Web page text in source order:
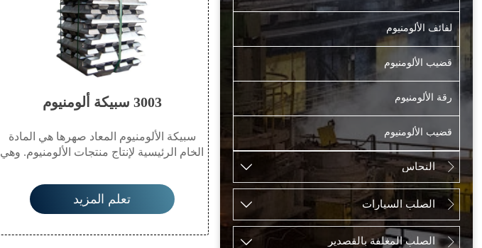
لفائف الألومنيوم
قضيب الألومنيوم
رقة الألومنيوم
قضيب الألومنيوم
 النحاس 
 الصلب السيارات 
 الصلب المغلفة بالقصدير 
3003 سبيكة ألومنيوم
سبيكة الألومنيوم المعاد صهرها هي المادة
الخام الرئيسية لإنتاج منتجات الألومنيوم. وهي
وكهربائي، وخفيفة الوزن، ومقاومة للتآكل،
وقابلة للطرق وإعادة التدوير، مما يتيح
استخدامها على نطاق واسع في العديد من
تعلم المزيد